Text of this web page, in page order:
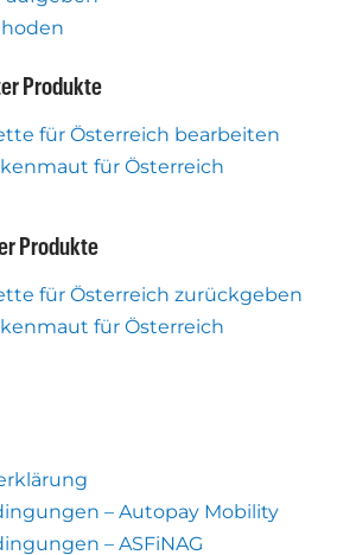
Produkte
für Österreich bearbeiten
für Österreich
Produkte
für Österreich zurückgeben
für Österreich
– Autopay Mobility
– ASFiNAG